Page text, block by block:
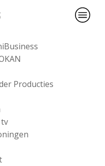
Producties